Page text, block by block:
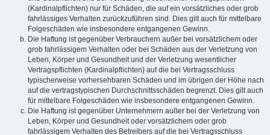
(Kardinalpflichten) nur für Schäden, die auf ein vorsätzliches oder grob
fahrlässiges Verhalten zurückzuführen sind. Dies gilt auch für mittelbare
Folgeschäden wie insbesondere entgangenen Gewinn.
Die Haftung ist gegenüber Verbrauchern außer bei vorsätzlichem oder
grob fahrlässigem Verhalten oder bei Schäden aus der Verletzung von
Leben, Körper und Gesundheit und der Verletzung wesentlicher
Vertragspflichten (Kardinalpflichten) auf die bei Vertragsschluss
typischerweise vorhersehbaren Schäden und im übrigen der Höhe nach
auf die vertragstypischen Durchschnittsschäden begrenzt. Dies gilt auch
für mittelbare Folgeschäden wie insbesondere entgangenen Gewinn.
Die Haftung ist gegenüber Unternehmern außer bei der Verletzung von
Leben, Körper und Gesundheit oder vorsätzlichem oder grob
fahrlässigem Verhalten des Betreibers auf die bei Vertragsschluss